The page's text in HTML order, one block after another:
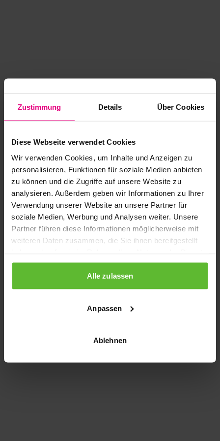
Zustimmung Details Über Cookies
Diese Webseite verwendet Cookies
Wir verwenden Cookies, um Inhalte und Anzeigen zu
personalisieren, Funktionen für soziale Medien anbieten
zu können und die Zugriffe auf unsere Website zu
analysieren. Außerdem geben wir Informationen zu Ihrer
Verwendung unserer Website an unsere Partner für
soziale Medien, Werbung und Analysen weiter. Unsere
Partner führen diese Informationen möglicherweise mit
weiteren Daten zusammen, die Sie ihnen bereitgestellt
gesammelt haben.
Alle zulassen
Anpassen
Ablehnen
Application error: a client-side exception has occurred
loading www.kurzwego.de (see the browser console for more
information).